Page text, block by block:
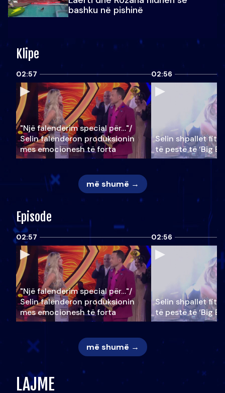
bashku në pishinë
Klipe
02:57
"Një falenderim special për…"/
Selin falënderon produksionin
mes emocionesh të forta
02:56
Selin shpallet
të pestë të ‘Big
më shumë →
Episode
02:57
"Një falenderim special për…"/
Selin falënderon produksionin
mes emocionesh të forta
02:56
Selin shpallet
të pestë të ‘Big
më shumë →
LAJME